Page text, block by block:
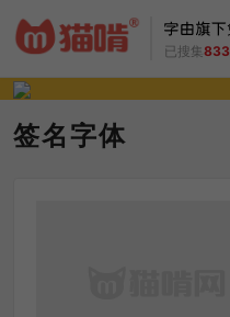
已搜集833
签名字体